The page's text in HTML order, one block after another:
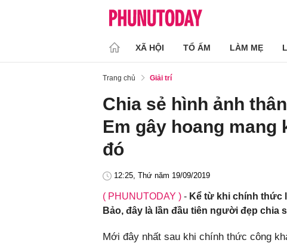
XÃ HỘI TỔ ẤM LÀM MẸ
Trang chủ Giải trí
Chia sẻ hình ảnh
Em gây hoang
đó
12:25, Thứ năm 19/09/2019
( PHUNUTODAY ) - Kể từ khi chính thức
Bảo, đây là lần đầu tiên người đẹp chia
Mới đây nhất sau khi chính thức công